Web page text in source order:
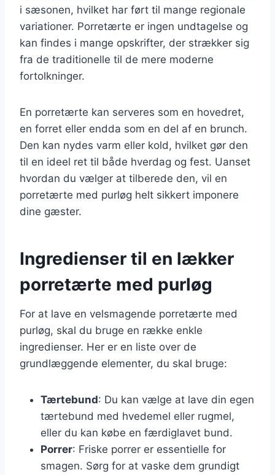
i sæsonen, hvilket har ført til mange regionale
variationer. Porretærte er ingen undtagelse og
kan findes i mange opskrifter, der strækker sig
fra de traditionelle til de mere moderne
fortolkninger.
En porretærte kan serveres som en hovedret,
en forret eller endda som en del af en brunch.
Den kan nydes varm eller kold, hvilket gør den
til en ideel ret til både hverdag og fest. Uanset
hvordan du vælger at tilberede den, vil en
porretærte med purløg helt sikkert imponere
dine gæster.
Ingredienser til en lækker
porretærte med purløg
For at lave en velsmagende porretærte med
purløg, skal du bruge en række enkle
ingredienser. Her er en liste over de
grundlæggende elementer, du skal bruge:
Tærtebund: Du kan vælge at lave din egen
tærtebund med hvedemel eller rugmel,
eller du kan købe en færdiglavet bund.
Porrer: Friske porrer er essentielle for
smagen. Sørg for at vaske dem grundigt